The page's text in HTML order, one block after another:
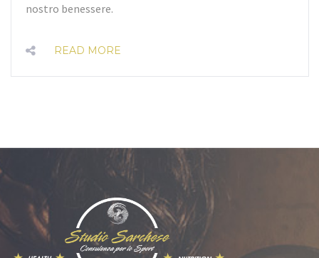
nostro benessere.
READ MORE